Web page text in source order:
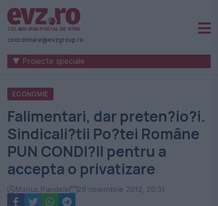
Știri
naționale
internaționale
România
-
Evenimentul
Zilei
coordonare@evzgroup.ro
▼ Proiecte speciale
ECONOMIE
Falimentari, dar preten?io?i.
Sindicali?tii Po?tei Române
PUN CONDI?II pentru a
accepta o privatizare
Marius Pandele 29 noiembrie 2012, 20:31